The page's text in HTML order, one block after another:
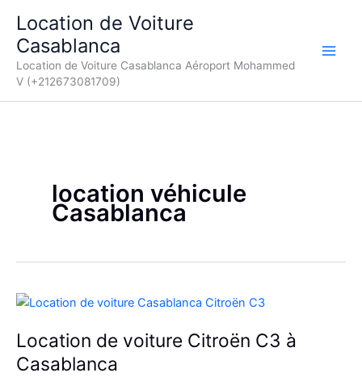
contenu
Location de Voiture
Casablanca
Location de Voiture Casablanca Aéroport Mohammed
V (+212673081709)
location véhicule
Casablanca
Location de voiture Citroën C3 à
Casablanca